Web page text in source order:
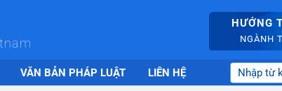
HƯỚNG
NGÀNH
VĂN BẢN PHÁP LUẬT LIÊN HỆ